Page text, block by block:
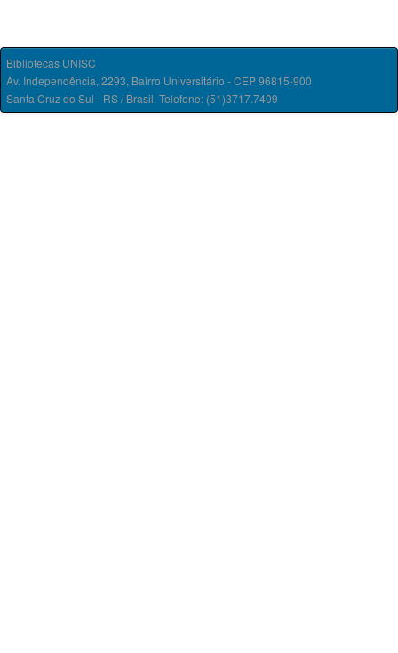
Bibliotecas UNISC
Av. Independência, 2293, Bairro Universitário - CEP 96815-900
Santa Cruz do Sul - RS / Brasil. Telefone: (51)3717.7409